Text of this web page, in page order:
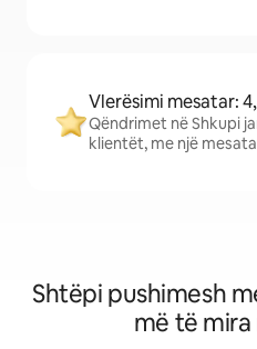
Vlerësimi mesatar:
Qëndrimet në Shkupi
klientët, me një
Shtëpi pushimesh
më të mira